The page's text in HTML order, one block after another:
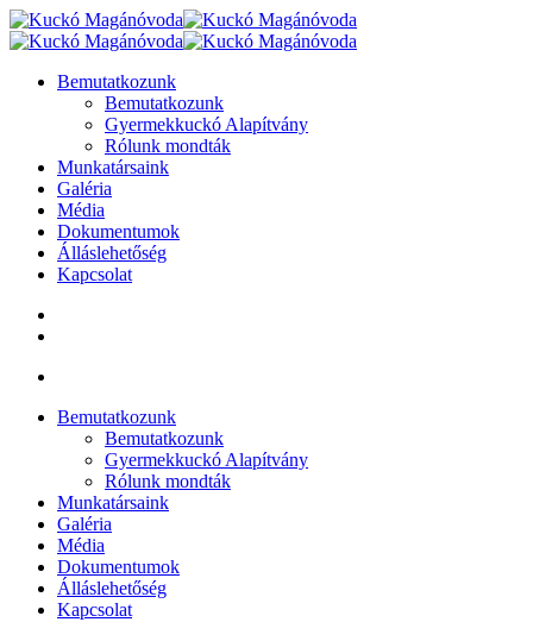
Bemutatkozunk
Bemutatkozunk
Gyermekkuckó Alapítvány
Rólunk mondták
Munkatársaink
Galéria
Média
Dokumentumok
Álláslehetőség
Kapcsolat
Bemutatkozunk
Bemutatkozunk
Gyermekkuckó Alapítvány
Rólunk mondták
Munkatársaink
Galéria
Média
Dokumentumok
Álláslehetőség
Kapcsolat